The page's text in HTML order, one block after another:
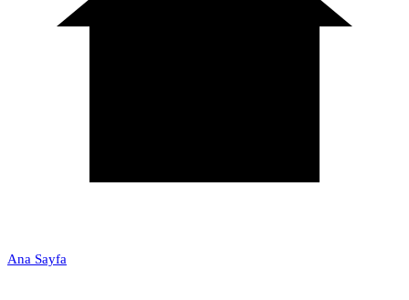
Ana Sayfa